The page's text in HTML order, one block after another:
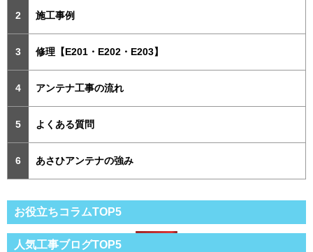
施工事例
修理【E201・E202・E203】
アンテナ工事の流れ
よくある質問
あさひアンテナの強み
お役立ちコラムTOP5
人気工事ブログTOP5